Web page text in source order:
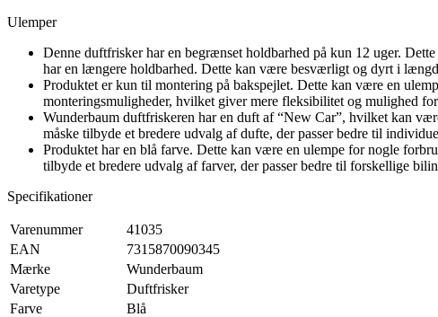
Ulemper
Denne duftfrisker har en begrænset holdbarhed på kun 12 uger.
har en længere holdbarhed. Dette kan være besværligt og dyrt i
Produktet er kun til montering på bakspejlet. Dette kan være en
monteringsmuligheder, hvilket giver mere fleksibilitet og mulighed
Wunderbaum duftfriskeren har en duft af “New Car”, hvilket kan
måske tilbyde et bredere udvalg af dufte, der passer bedre til
Produktet har en blå farve. Dette kan være en ulempe for nogle
tilbyde et bredere udvalg af farver, der passer bedre til forskellige
Specifikationer
Varenummer
41035
EAN
7315870090345
Mærke
Wunderbaum
Varetype
Duftfrisker
Farve
Blå